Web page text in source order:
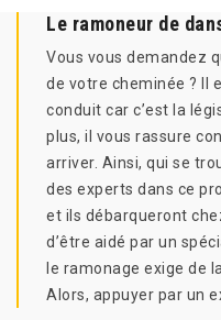
Le ramoneur de
Vous vous demandez
de votre cheminée ? Il
conduit car c’est la
plus, il vous rassure
arriver. Ainsi, qui se
des experts dans ce
et ils débarqueront
d’être aidé par un
le ramonage exige de
Alors, appuyer par un